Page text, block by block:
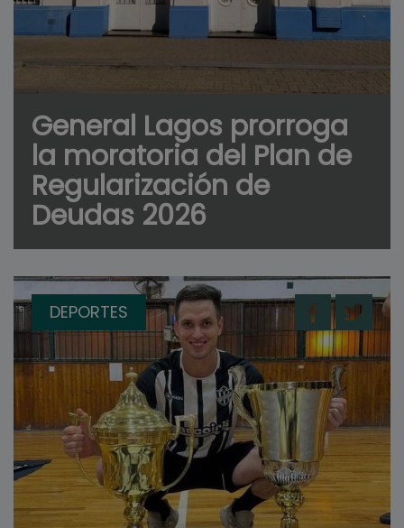
General Lagos prorroga
la moratoria del Plan de
Regularización de
Deudas 2026
DEPORTES